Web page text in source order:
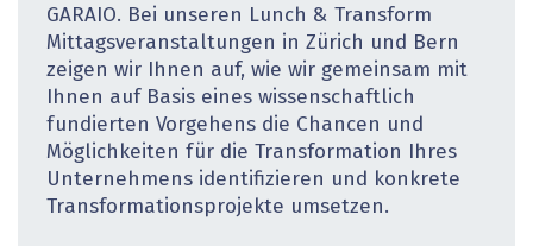
GARAIO. Bei unseren Lunch & Transform
Mittagsveranstaltungen in Zürich und Bern
zeigen wir Ihnen auf, wie wir gemeinsam mit
Ihnen auf Basis eines wissenschaftlich
fundierten Vorgehens die Chancen und
Möglichkeiten für die Transformation Ihres
Unternehmens identifizieren und konkrete
Transformationsprojekte umsetzen.